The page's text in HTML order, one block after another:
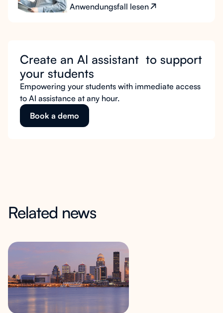
Anwendungsfall lesen
Create an AI assistant to support
your students
Empowering your students with immediate access
to AI assistance at any hour.
Book a demo
Related news